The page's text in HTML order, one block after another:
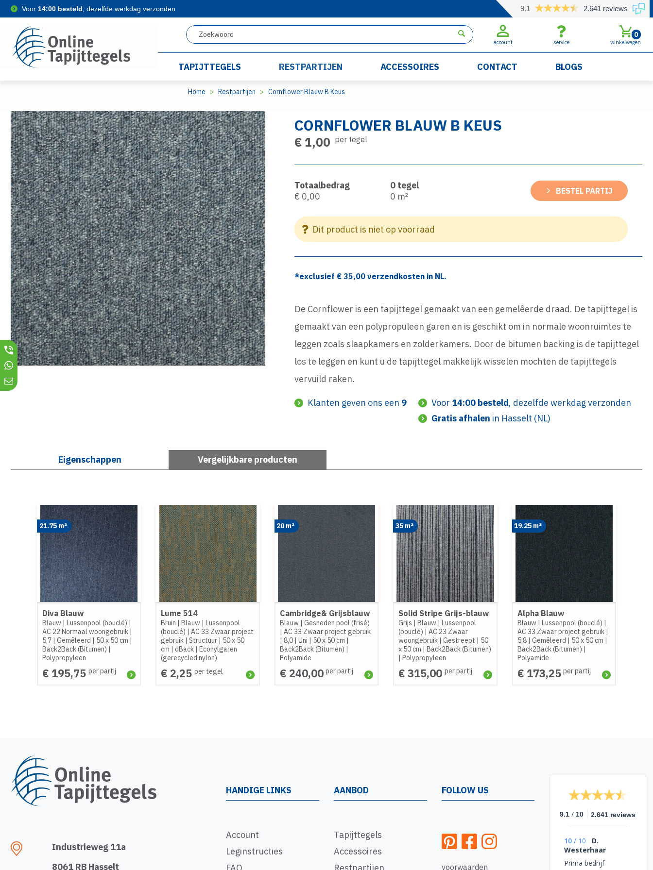
Voor 14:00 besteld , dezelfde werkdag verzonden 9.1 2.641 reviews
account service winkelwagen
0
TAPIJTTEGELS RESTPARTIJEN ACCESSOIRES CONTACT BLOGS
Home Restpartijen Cornflower Blauw B Keus
CORNFLOWER BLAUW B KEUS
€ 1,00 per tegel
Totaalbedrag
€ 0,00
0 tegel
0 m² BESTEL PARTIJ
Dit product is niet op voorraad
*exclusief €35,00 verzendkosten in NL.
De Cornflower is een tapijttegel gemaakt van een gemelêerde draad. De tapijttegel is
gemaakt van een polypropuleen garen en is geschikt om in normale woonruimtes te
leggen zoals slaapkamers en zolderkamers. Door de bitumen backing is de tapijttegel
los te leggen en kunt u de tapijttegel makkelijk wisselen mochten de tapijttegels
vervuild raken.
Klanten geven ons een 9 Voor 14:00 besteld, dezelfde werkdag verzonden
Gratis afhalen in Hasselt (NL)
Eigenschappen Vergelijkbare producten
21.75 m²
Diva Blauw
Blauw | Lussenpool (bouclé) |
AC 22 Normaal woongebruik |
5,7 | Gemêleerd | 50 x 50 cm |
Back2Back (Bitumen) |
Polypropyleen
€ 195,75 per partij
Lume 514
Bruin |Blauw |Lussenpool
(bouclé) |AC 33 Zwaar project
gebruik |Structuur | 50 x 50
cm |dBack |Econylgaren
(gerecycled nylon)
€ 2,25 per tegel
20 m²
Cambridge& Grijsblauw
Blauw| Gesneden pool (frisé)
| AC 33 Zwaar project gebruik
| 8,0| Uni | 50 x 50 cm |
Back2Back (Bitumen) |
Polyamide
€ 240,00 per partij
35 m²
Solid Stripe Grijs-blauw
Grijs |Blauw |Lussenpool
(bouclé) |AC 23 Zwaar
woongebruik |Gestreept | 50
x 50 cm |Back2Back (Bitumen)
|Polypropyleen
€ 315,00 per partij
19.25 m²
Alpha Blauw
Blauw| Lussenpool (bouclé) |
AC 33 Zwaar project gebruik|
5,8| Gemêleerd | 50 x 50 cm |
Back2Back (Bitumen) |
Polyamide
€ 173,25 per partij
Industrieweg 11a
8061 RB Hasselt
HANDIGE LINKS
Account
Leginstructies
FAQ
AANBOD
Tapijttegels
Accessoires
Restpartijen
FOLLOW US
voorwaarden
9.1 / 10 2.641 reviews
10 / 10
D.
Westerhaar
Prima bedrijf